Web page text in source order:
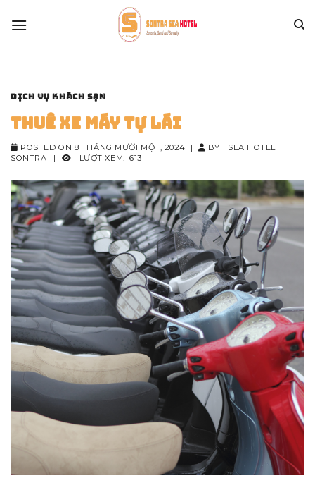
DỊCH VỤ KHÁCH SẠN
Thuê Xe máy tự lái
POSTED ON 8 THÁNG MƯỜI MỘT, 2024 | BY
SEA HOTEL
SONTRA
| LƯỢT XEM: 613